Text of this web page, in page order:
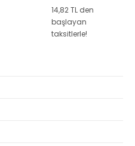
14,82 TL den
başlayan
taksitlerle!